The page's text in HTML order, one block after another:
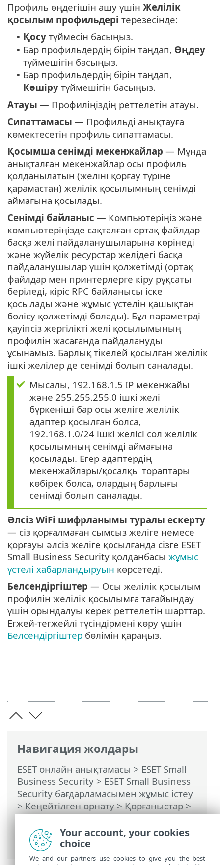
Навигация жолдары
ESET онлайн анықтамасы > ESET Small
Business Security > ESET Small Business
Security бағдарламасымен жұмыс істеу
> Кеңейтілген орнату>Қорғаныстар>
Желіге қатынасу қорғанысы>Желіге
қосылу профильдері> Желіге қосылу
профильдерін қосу немесе өңдеу
Профиль өңдегішін ашу үшін Желілік
қосылым профильдері терезесінде:
• Қосу түймесін басыңыз.
• Бар профильдердің бірін таңдап, Өңдеу
түймешігін басыңыз.
• Бар профильдердің бірін таңдап,
Көшіру түймешігін басыңыз.
Атауы — Профиліңіздің реттелетін атауы.
Сипаттамасы — Профильді анықтауға
көмектесетін профиль сипаттамасы.
Қосымша сенімді мекенжайлар — Мұнда
анықталған мекенжайлар осы профиль
қолданылатын (желіні қорғау түріне
қарамастан) желілік қосылымның сенімді
аймағына қосылады.
Сенімді байланыс — Компьютеріңіз және
компьютеріңізде сақталған ортақ файлдар
басқа желі пайдаланушыларына көрінеді
және жүйелік ресурстар желідегі басқа
пайдаланушылар үшін қолжетімді (ортақ
файлдар мен принтерлерге кіру рұқсаты
беріледі, кіріс RPC байланысы іске
қосылады және жұмыс үстелін қашықтан
бөлісу қолжетімді болады). Бұл параметрді
қауіпсіз жергілікті желі қосылымының
профилін жасағанда пайдалануды
ұсынамыз. Барлық тікелей қосылған желілік
ішкі желілер де сенімді болып саналады.
Мысалы, 192.168.1.5 IP мекенжайы
және 255.255.255.0 ішкі желі
бүркеніші бар осы желіге желілік
адаптер қосылған болса,
192.168.1.0/24 ішкі желісі сол желілік
қосылымның сенімді аймағына
қосылады. Егер адаптердің
мекенжайлары/қосалқы тораптары
көбірек болса, олардың барлығы
сенімді болып саналады.
Әлсіз WiFi шифрланымы туралы ескерту
— сіз қорғалмаған сымсыз желіге немесе
қорғауы әлсіз желіге қосылғанда сізге ESET
Small Business Security қолданбасы жұмыс
үстелі хабарландыруын көрсетеді.
Белсендіргіштер — Осы желілік қосылым
профилін желілік қосылымға тағайындау
үшін орындалуы керек реттелетін шарттар.
Егжей-тегжейлі түсіндірмені көру үшін
Белсендіргіштер бөлімін қараңыз.
Your account, your cookies
choice
We and our partners use cookies to give you the best